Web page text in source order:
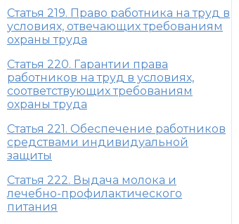
Статья 219. Право работника на труд в
условиях, отвечающих требованиям
охраны труда
Статья 220. Гарантии права
работников на труд в условиях,
соответствующих требованиям
охраны труда
Статья 221. Обеспечение работников
средствами индивидуальной
защиты
Статья 222. Выдача молока и
лечебно-профилактического
питания